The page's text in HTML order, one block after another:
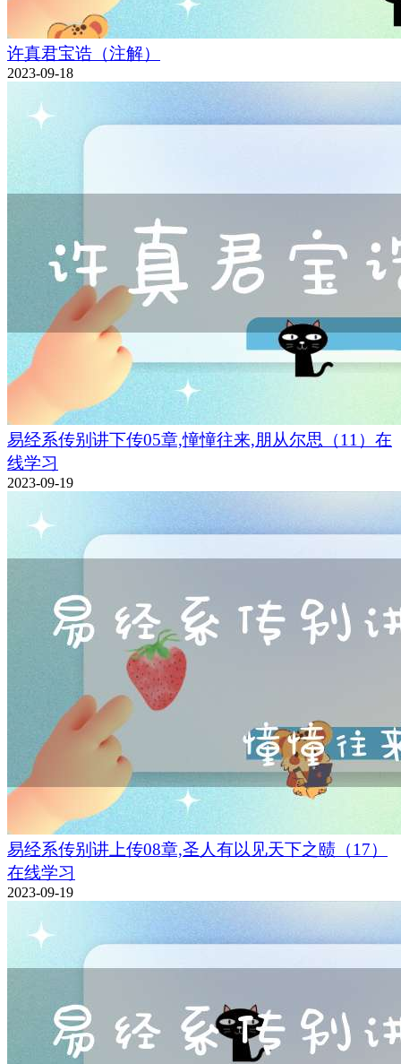
许真君宝诰（注解）
2023-09-18
易经系传别讲下传05章,憧憧往来,朋从尔思（11）在
线学习
2023-09-19
易经系传别讲上传08章,圣人有以见天下之赜（17）
在线学习
2023-09-19